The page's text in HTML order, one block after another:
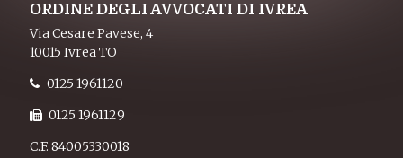
ORDINE DEGLI AVVOCATI DI IVREA
Via Cesare Pavese, 4
10015 Ivrea TO
0125 1961120
0125 1961129
C.F. 84005330018